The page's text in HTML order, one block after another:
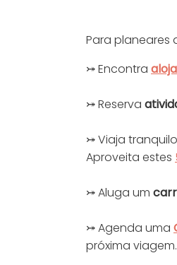
Para planeares
⤖ Encontra
⤖ Reserva at
⤖ Viaja
Aproveita estes
⤖ Aluga um
⤖ Agenda uma
próxima viagem.